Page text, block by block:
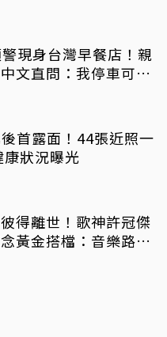
現身台灣早餐店！親
文直問：我停車可以
首露面！44張近照一
狀況曝光
得離世！歌神許冠傑
黃金搭檔：音樂路上